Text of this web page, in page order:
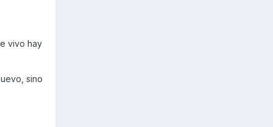
vivo hay
sino